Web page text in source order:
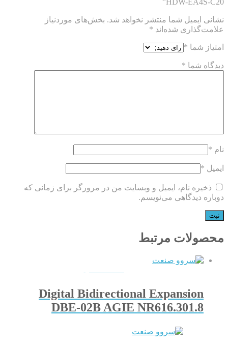
HDW-EA4S-C20”
نشانی ایمیل شما منتشر نخواهد شد. بخش‌های موردنیاز
علامت‌گذاری شده‌اند *
امتیاز شما *
دیدگاه شما *
نام *
ایمیل *
ذخیره نام، ایمیل و وبسایت من در مرورگر برای زمانی که
دوباره دیدگاهی می‌نویسم.
محصولات مرتبط
Digital Bidirectional Expansion
DBE-02B AGIE NR616.301.8